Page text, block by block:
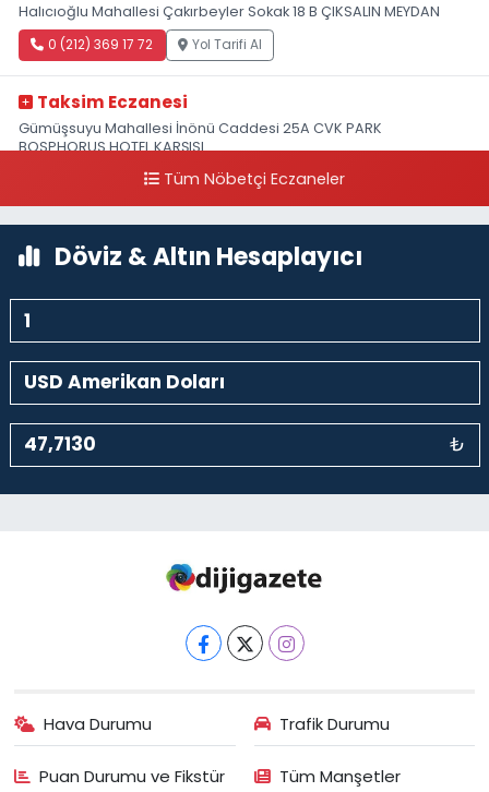
Halıcıoğlu Mahallesi Çakırbeyler Sokak 18 B ÇIKSALIN MEYDAN
0 (212) 369 17 72 Yol Tarifi Al
Taksim Eczanesi
Gümüşsuyu Mahallesi İnönü Caddesi 25A CVK PARK
BOSPHORUS HOTEL KARŞISI
0 (212) 249 50 99 Yol Tarifi Al
Tüm Nöbetçi Eczaneler
Döviz & Altın Hesaplayıcı
₺
Hava Durumu Trafik Durumu
Puan Durumu ve Fikstür Tüm Manşetler